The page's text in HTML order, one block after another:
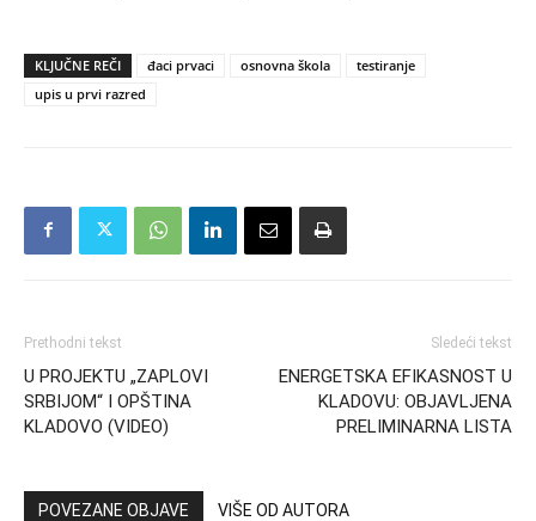
KLJUČNE REČI đaci prvaci osnovna škola
testiranje
upis u prvi razred
Prethodni tekst
U PROJEKTU „ZAPLOVI
SRBIJOM“ I OPŠTINA
KLADOVO (VIDEO)
Sledeći tekst
ENERGETSKA EFIKASNOST U
KLADOVU: OBJAVLJENA
PRELIMINARNA LISTA
POVEZANE OBJAVE VIŠE OD AUTORA